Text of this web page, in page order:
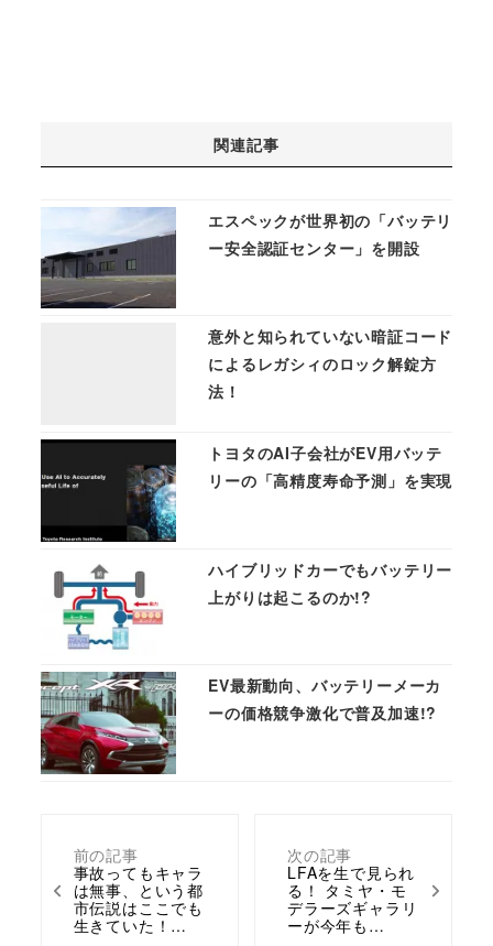
前の記事
事故ってもキャラ
は無事、という都
市伝説はここでも
生きていた！…
次の記事
LFAを生で見られ
る！ タミヤ・モ
デラーズギャラリ
ーが今年も…
関連記事
エスペックが世界初の「バッテリ
ー安全認証センター」を開設
意外と知られていない暗証コード
によるレガシィのロック解錠方
法！
トヨタのAI子会社がEV用バッテ
リーの「高精度寿命予測」を実現
ハイブリッドカーでもバッテリー
上がりは起こるのか!?
EV最新動向、バッテリーメーカ
ーの価格競争激化で普及加速!?